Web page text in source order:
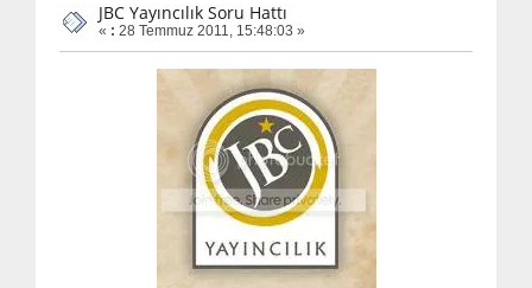
JBC Yayıncılık Soru Hattı
« : 28 Temmuz 2011, 15:48:03 »